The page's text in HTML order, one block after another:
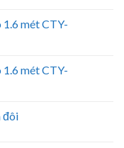
1.6 mét CTY-
1.6 mét CTY-
đôi